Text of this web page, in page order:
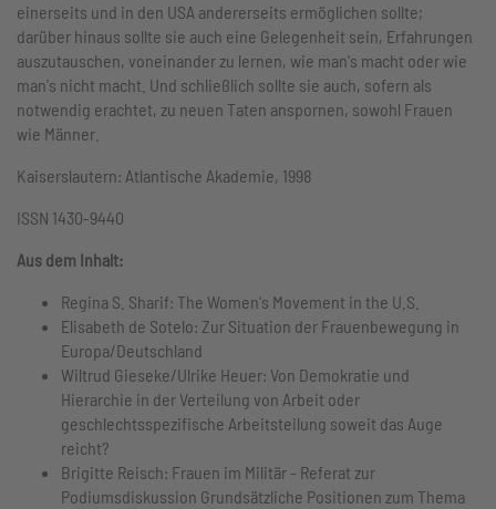
einerseits und in den USA andererseits ermöglichen sollte;
darüber hinaus sollte sie auch eine Gelegenheit sein, Erfahrungen
auszutauschen, voneinander zu lernen, wie man's macht oder wie
man's nicht macht. Und schließlich sollte sie auch, sofern als
notwendig erachtet, zu neuen Taten anspornen, sowohl Frauen
wie Männer.
Kaiserslautern: Atlantische Akademie, 1998
ISSN 1430-9440
Aus dem Inhalt:
Regina S. Sharif: The Women's Movement in the U.S.
Elisabeth de Sotelo: Zur Situation der Frauenbewegung in
Europa/Deutschland
Wiltrud Gieseke/Ulrike Heuer: Von Demokratie und
Hierarchie in der Verteilung von Arbeit oder
geschlechtsspezifische Arbeitsteilung soweit das Auge
reicht?
Brigitte Reisch: Frauen im Militär - Referat zur
Podiumsdiskussion Grundsätzliche Positionen zum Thema